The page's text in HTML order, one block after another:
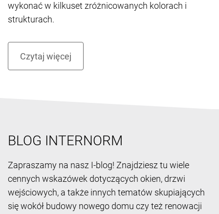
wykonać w kilkuset zróżnicowanych kolorach i
strukturach.
BLOG INTERNORM
Zapraszamy na nasz I-blog! Znajdziesz tu wiele
cennych wskazówek dotyczących okien, drzwi
wejściowych, a także innych tematów skupiających
się wokół budowy nowego domu czy też renowacji